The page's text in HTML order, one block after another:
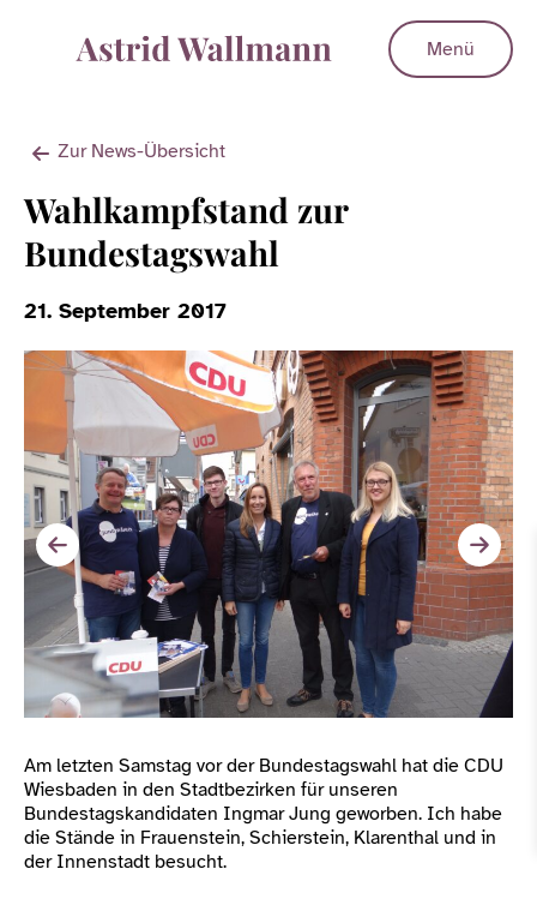
Menü
Zur News-Übersicht
Wahlkampfstand zur
Bundestagswahl
21. September 2017
Am letzten Samstag vor der Bundestagswahl hat die CDU
Wiesbaden in den Stadtbezirken für unseren
Bundestagskandidaten Ingmar Jung geworben. Ich habe
die Stände in Frauenstein, Schierstein, Klarenthal und in
der Innenstadt besucht.